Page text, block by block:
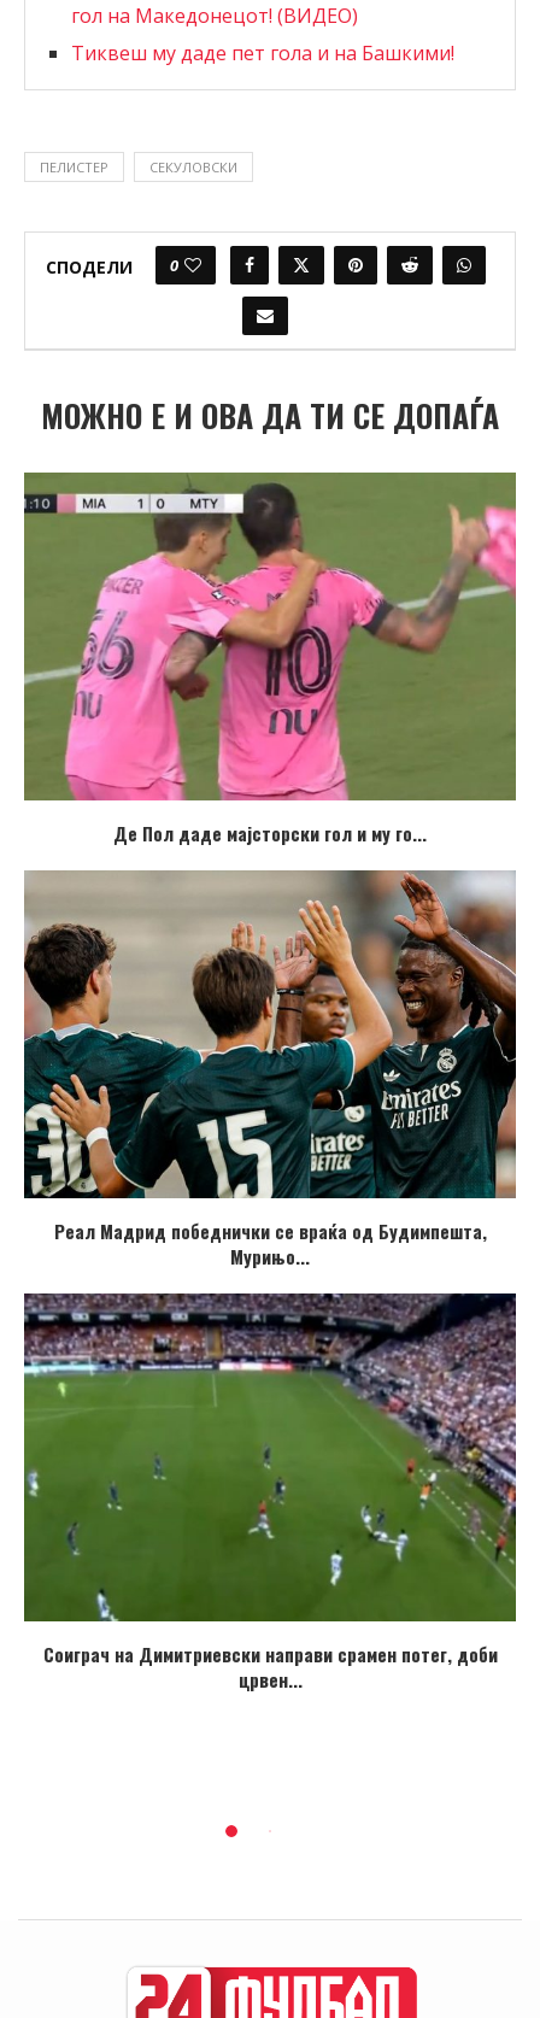
гол на Македонецот! (ВИДЕО)
Тиквеш му даде пет гола и на Башкими!
ПЕЛИСТЕР СЕКУЛОВСКИ
СПОДЕЛИ 0
МОЖНО Е И ОВА ДА ТИ СЕ ДОПАЃА
Де Пол даде мајсторски гол и му го...
Реал Мадрид победнички се враќа од Будимпешта,
Мурињо...
Соиграч на Димитриевски направи срамен потег, доби
црвен...